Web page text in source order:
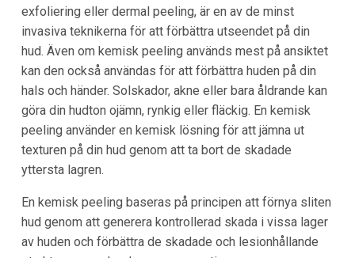
exfoliering eller dermal peeling, är en av de minst
invasiva teknikerna för att förbättra utseendet på din
hud. Även om kemisk peeling används mest på ansiktet
kan den också användas för att förbättra huden på din
hals och händer. Solskador, akne eller bara åldrande kan
göra din hudton ojämn, rynkig eller fläckig. En kemisk
peeling använder en kemisk lösning för att jämna ut
texturen på din hud genom att ta bort de skadade
yttersta lagren.
En kemisk peeling baseras på principen att förnya sliten
hud genom att generera kontrollerad skada i vissa lager
av huden och förbättra de skadade och lesionhållande